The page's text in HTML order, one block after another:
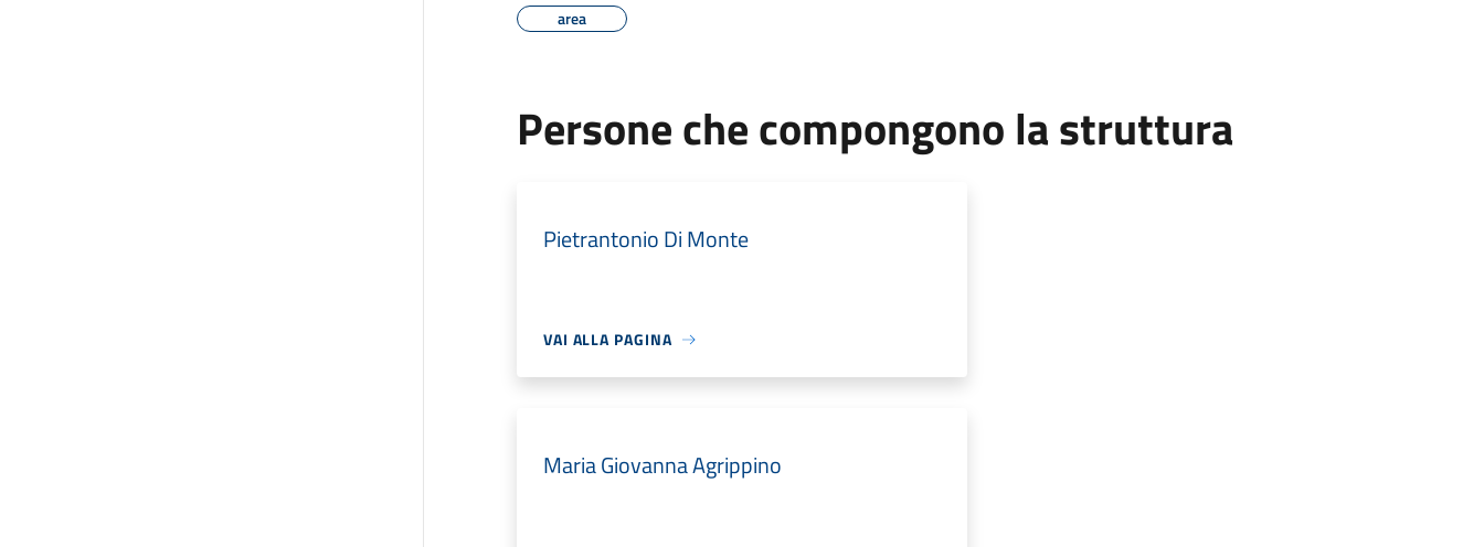
area
Persone che compongono la struttura
Pietrantonio Di Monte
VAI ALLA PAGINA
Maria Giovanna Agrippino